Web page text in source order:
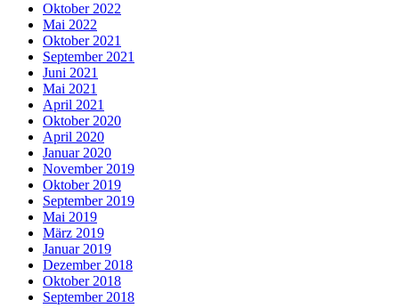
Oktober 2022
Mai 2022
Oktober 2021
September 2021
Juni 2021
Mai 2021
April 2021
Oktober 2020
April 2020
Januar 2020
November 2019
Oktober 2019
September 2019
Mai 2019
März 2019
Januar 2019
Dezember 2018
Oktober 2018
September 2018